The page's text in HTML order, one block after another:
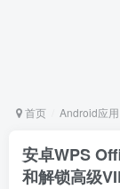
首页 Android应用
安卓WPS
和解锁高级